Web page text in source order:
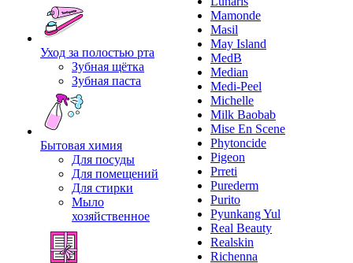
Уход за полостью рта
Зубная щётка
Зубная паста
Бытовая химия
Для посуды
Для помещений
Для стирки
Мыло
хозяйственное
Mamonde
Masil
May Island
MedB
Median
Medi-Peel
Michelle
Milk Baobab
Mise En Scene
Phytoncide
Pigeon
Prreti
Purederm
Purito
Pyunkang Yul
Real Beauty
Realskin
Richenna